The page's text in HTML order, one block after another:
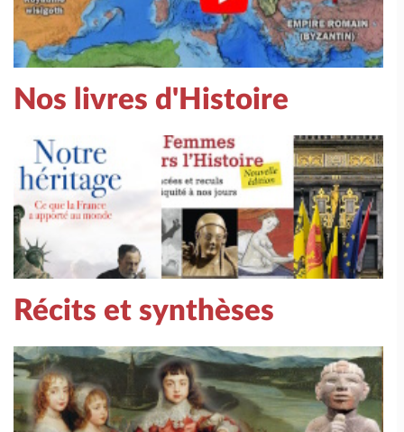
Nos livres d'Histoire
Récits et synthèses